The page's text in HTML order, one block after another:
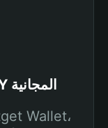
اربح توزيعات CADBURIFY المجانية